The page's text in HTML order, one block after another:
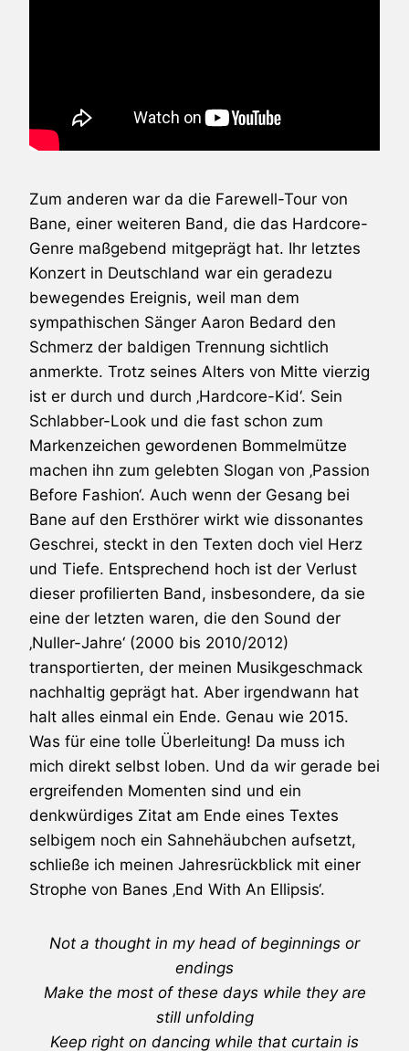
Zum anderen war da die Farewell-Tour von
Bane, einer weiteren Band, die das Hardcore-
Genre maßgebend mitgeprägt hat. Ihr letztes
Konzert in Deutschland war ein geradezu
bewegendes Ereignis, weil man dem
sympathischen Sänger Aaron Bedard den
Schmerz der baldigen Trennung sichtlich
anmerkte. Trotz seines Alters von Mitte vierzig
ist er durch und durch ‚Hardcore-Kid‘. Sein
Schlabber-Look und die fast schon zum
Markenzeichen gewordenen Bommelmütze
machen ihn zum gelebten Slogan von ‚Passion
Before Fashion‘. Auch wenn der Gesang bei
Bane auf den Ersthörer wirkt wie dissonantes
Geschrei, steckt in den Texten doch viel Herz
und Tiefe. Entsprechend hoch ist der Verlust
dieser profilierten Band, insbesondere, da sie
eine der letzten waren, die den Sound der
‚Nuller-Jahre‘ (2000 bis 2010/2012)
transportierten, der meinen Musikgeschmack
nachhaltig geprägt hat. Aber irgendwann hat
halt alles einmal ein Ende. Genau wie 2015.
Was für eine tolle Überleitung! Da muss ich
mich direkt selbst loben. Und da wir gerade bei
ergreifenden Momenten sind und ein
denkwürdiges Zitat am Ende eines Textes
selbigem noch ein Sahnehäubchen aufsetzt,
schließe ich meinen Jahresrückblick mit einer
Strophe von Banes ‚End With An Ellipsis‘.
Not a thought in my head of beginnings or
endings
Make the most of these days while they are
still unfolding
Keep right on dancing while that curtain is